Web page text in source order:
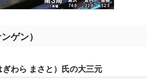
ゲン）
ぎわら まさと）氏の大三元